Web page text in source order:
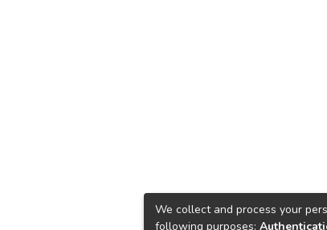
We collect and process your
following purposes: